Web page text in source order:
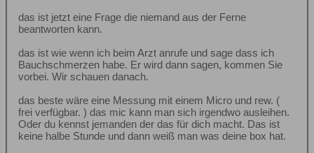
das ist jetzt eine Frage die niemand aus der Ferne
beantworten kann.
das ist wie wenn ich beim Arzt anrufe und sage dass ich
Bauchschmerzen habe. Er wird dann sagen, kommen Sie
vorbei. Wir schauen danach.
das beste wäre eine Messung mit einem Micro und rew. (
frei verfügbar. ) das mic kann man sich irgendwo ausleihen.
Oder du kennst jemanden der das für dich macht. Das ist
keine halbe Stunde und dann weiß man was deine box hat.